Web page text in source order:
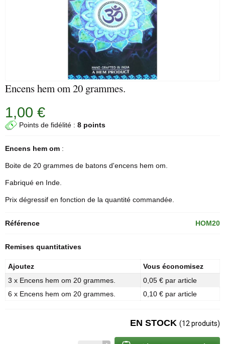
Encens hem om 20 grammes.
1,00 €
Points de fidélité : 8 points
Encens hem om :
Boite de 20 grammes de batons d'encens hem om.
Fabriqué en Inde.
Prix dégressif en fonction de la quantité commandée.
Référence HOM20
Remises quantitatives
Ajoutez
Vous économisez
3 x Encens hem om 20 grammes.
0,05 € par article
6 x Encens hem om 20 grammes.
0,10 € par article
EN STOCK (12 produits)